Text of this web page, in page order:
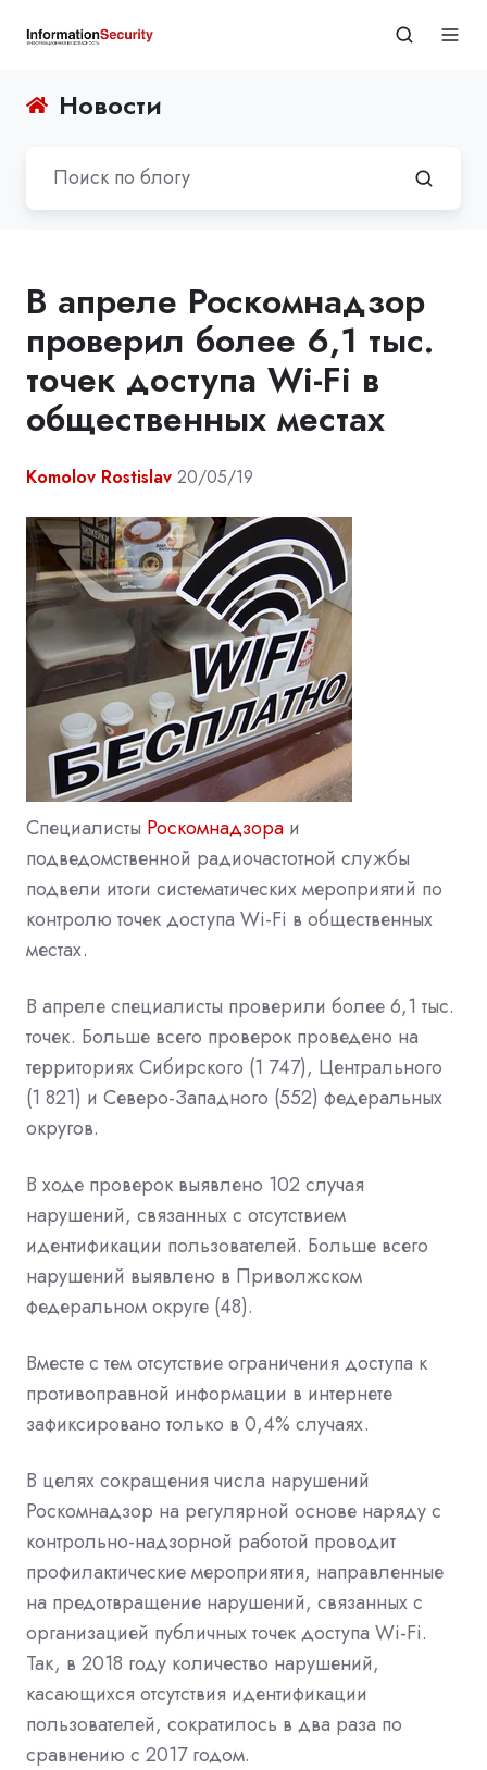
Новости
В апреле Роскомнадзор
проверил более 6,1 тыс.
точек доступа Wi-Fi в
общественных местах
Komolov Rostislav 20/05/19
Специалисты Роскомнадзора и
подведомственной радиочастотной службы
подвели итоги систематических мероприятий по
контролю точек доступа Wi-Fi в общественных
местах.
В апреле специалисты проверили более 6,1 тыс.
точек. Больше всего проверок проведено на
территориях Сибирского (1 747), Центрального
(1 821) и Северо-Западного (552) федеральных
округов.
В ходе проверок выявлено 102 случая
нарушений, связанных с отсутствием
идентификации пользователей. Больше всего
нарушений выявлено в Приволжском
федеральном округе (48).
Вместе с тем отсутствие ограничения доступа к
противоправной информации в интернете
зафиксировано только в 0,4% случаях.
В целях сокращения числа нарушений
Роскомнадзор на регулярной основе наряду с
контрольно-надзорной работой проводит
профилактические мероприятия, направленные
на предотвращение нарушений, связанных с
организацией публичных точек доступа Wi-Fi.
Так, в 2018 году количество нарушений,
касающихся отсутствия идентификации
пользователей, сократилось в два раза по
сравнению с 2017 годом.